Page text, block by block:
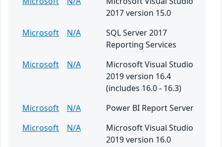
2017 version 15.0
Microsoft
N/A
SQL Server 2017
Reporting Services
Microsoft
N/A
Microsoft Visual Studio
2019 version 16.4
(includes 16.0 - 16.3)
Microsoft
N/A
Power BI Report Server
Microsoft
N/A
Microsoft Visual Studio
2019 version 16.0